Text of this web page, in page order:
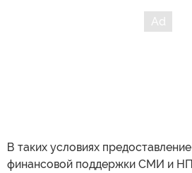
В таких условиях
финансовой поддержки СМИ и